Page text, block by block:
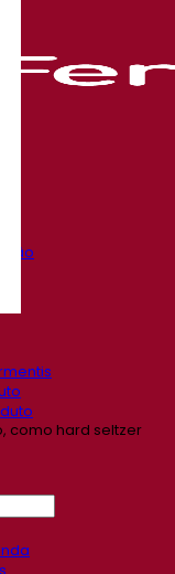
como hard seltzer